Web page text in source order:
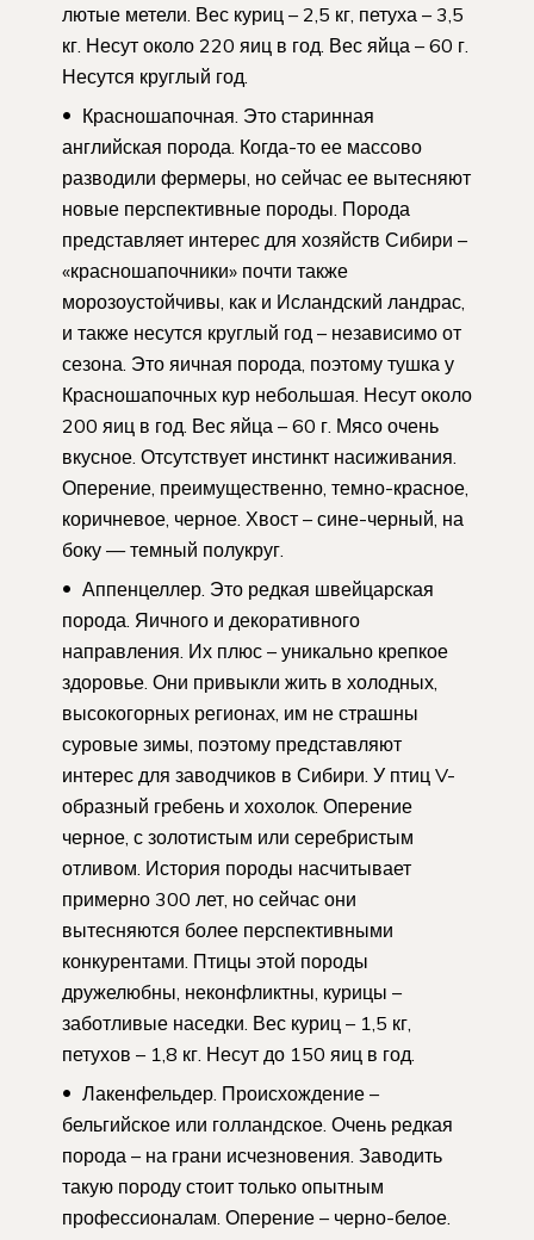
лютые метели. Вес куриц – 2,5 кг, петуха – 3,5
кг. Несут около 220 яиц в год. Вес яйца – 60 г.
Несутся круглый год.
Красношапочная. Это старинная
английская порода. Когда-то ее массово
разводили фермеры, но сейчас ее вытесняют
новые перспективные породы. Порода
представляет интерес для хозяйств Сибири –
«красношапочники» почти также
морозоустойчивы, как и Исландский ландрас,
и также несутся круглый год – независимо от
сезона. Это яичная порода, поэтому тушка у
Красношапочных кур небольшая. Несут около
200 яиц в год. Вес яйца – 60 г. Мясо очень
вкусное. Отсутствует инстинкт насиживания.
Оперение, преимущественно, темно-красное,
коричневое, черное. Хвост – сине-черный, на
боку — темный полукруг.
Аппенцеллер. Это редкая швейцарская
порода. Яичного и декоративного
направления. Их плюс – уникально крепкое
здоровье. Они привыкли жить в холодных,
высокогорных регионах, им не страшны
суровые зимы, поэтому представляют
интерес для заводчиков в Сибири. У птиц V-
образный гребень и хохолок. Оперение
черное, с золотистым или серебристым
отливом. История породы насчитывает
примерно 300 лет, но сейчас они
вытесняются более перспективными
конкурентами. Птицы этой породы
дружелюбны, неконфликтны, курицы –
заботливые наседки. Вес куриц – 1,5 кг,
петухов – 1,8 кг. Несут до 150 яиц в год.
Лакенфельдер. Происхождение –
бельгийское или голландское. Очень редкая
порода – на грани исчезновения. Заводить
такую породу стоит только опытным
профессионалам. Оперение – черно-белое.